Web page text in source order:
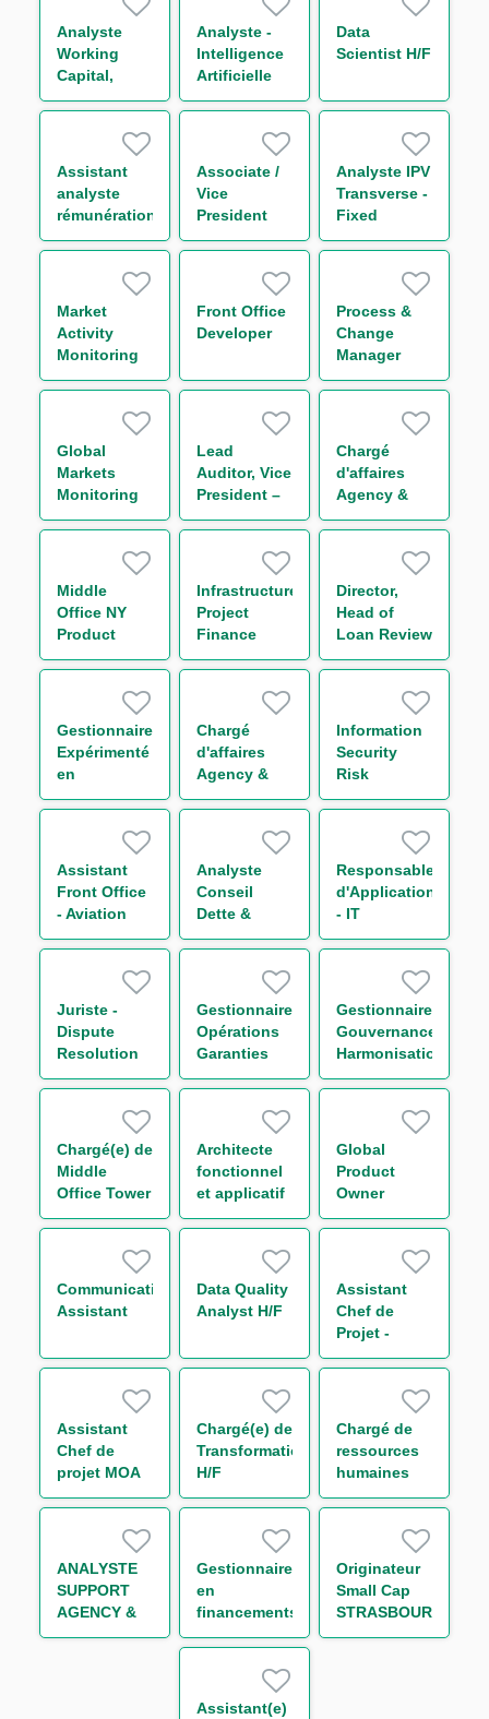
Analyste
Working
Capital,
Receivable
Finance H/F
Analyste -
Intelligence
Artificielle
H/F
Data
Scientist H/F
Assistant
analyste
rémunération
H/F
Associate /
Vice
President
Sales Global
Division (FI
Sales Flow
Generalist)
Analyste IPV
Transverse -
Fixed
Income H/F
Market
Activity
Monitoring
Analyst M/F
Front Office
Developer
Process &
Change
Manager
Middle-
Collatéral
H/F
Global
Markets
Monitoring
Compliance
Lead
Auditor, Vice
President –
Regulatory
Chargé
d'affaires
Agency &
Transaction
Solutions
Group H/F
Middle
Office NY
Product
Owner
Infrastructure
Project
Finance
Analyst
Director,
Head of
Loan Review
- Americas
Gestionnaire
Expérimenté
en
Financements
Chargé
d'affaires
Agency &
Transaction
Solutions
Group (CDD)
H/F
Information
Security
Risk
Manager
Assistant
Front Office
- Aviation
Group H/F
Analyste
Conseil
Dette &
Capital
Transport
H/F
Responsable
d'Application
- IT
Compliance
Security H/F
Juriste -
Dispute
Resolution
H/F
Gestionnaire
Opérations
Garanties
France &
Finance H/F
Gestionnaire
Gouvernance
Harmonisation
des
Surveillance
Monitoring
H/F
Chargé(e) de
Middle
Office Tower
Control H/F
Architecte
fonctionnel
et applicatif
H/F
Global
Product
Owner
Middle
Finance H/F
Communication
Assistant
Data Quality
Analyst H/F
Assistant
Chef de
Projet -
Loanscape
Assistant
Chef de
projet MOA
Transverse -
durable H/F
Chargé(e) de
Transformation
H/F
Chargé de
ressources
humaines
généraliste
ANALYSTE
SUPPORT
AGENCY &
TRANSACTION
Gestionnaire
en
financements
structurés
Originateur
Small Cap
STRASBOURG
H/F
Assistant(e)